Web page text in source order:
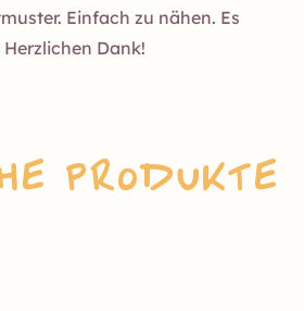
Einfach zu nähen. Es
Dank!
Produkte